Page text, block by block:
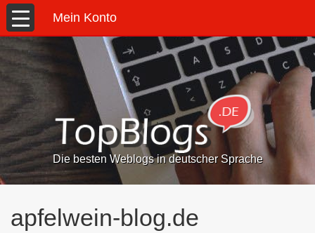
Mein Konto
Die besten Weblogs in deutscher Sprache
apfelwein-blog.de